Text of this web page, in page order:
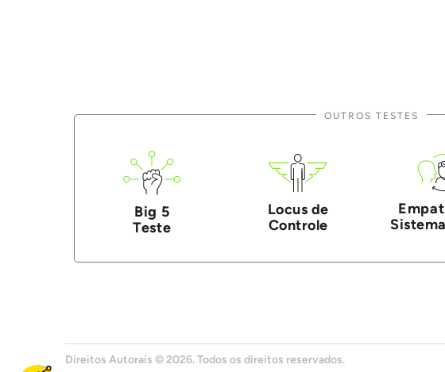
OUTROS TESTES
Big 5
Teste
Locus de
Controle
Direitos Autorais © 2026. Todos os direitos reservados.